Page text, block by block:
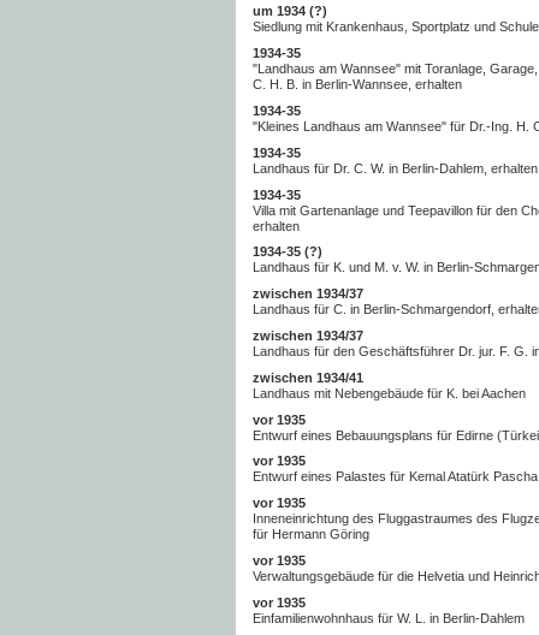
um 1934 (?)
Siedlung mit Krankenhaus, Sportplatz und
1934-35
"Landhaus am Wannsee" mit Toranlage,
C. H. B. in Berlin-Wannsee, erhalten
1934-35
"Kleines Landhaus am Wannsee" für Dr.-Ing. H.
1934-35
Landhaus für Dr. C. W. in Berlin-Dahlem, erhalten
1934-35
Villa mit Gartenanlage und Teepavillon für den
erhalten
1934-35 (?)
Landhaus für K. und M. v. W. in Berlin-
zwischen 1934/37
Landhaus für C. in Berlin-Schmargendorf,
zwischen 1934/37
Landhaus für den Geschäftsführer Dr. jur. F. G.
zwischen 1934/41
Landhaus mit Nebengebäude für K. bei Aachen
vor 1935
Entwurf eines Bebauungsplans für Edirne
vor 1935
Entwurf eines Palastes für Kemal Atatürk
vor 1935
Inneneinrichtung des Fluggastraumes des
für Hermann Göring
vor 1935
Verwaltungsgebäude für die Helvetia und
vor 1935
Einfamilienwohnhaus für W. L. in Berlin-Dahlem